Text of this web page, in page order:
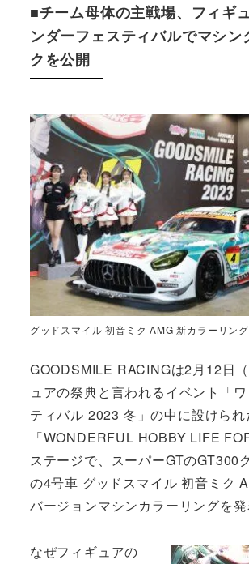
■チーム母体の主戦場、フィギ
ンダーフェスティバルでマシン
クを公開
グッドスマイル 初音ミク AMG 新カラーリン
GOODSMILE RACINGは2月12日
ュアの祭典と言われるイベント「
ティバル 2023 冬」の中に設けられ
「WONDERFUL HOBBY LIFE
ステージで、スーパーGTのGT300
の4号車 グッドスマイル 初音ミク
バージョンマシンカラーリングを発
なぜフィギュアの